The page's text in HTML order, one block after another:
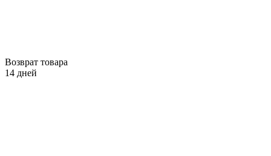
Возврат товара
14 дней